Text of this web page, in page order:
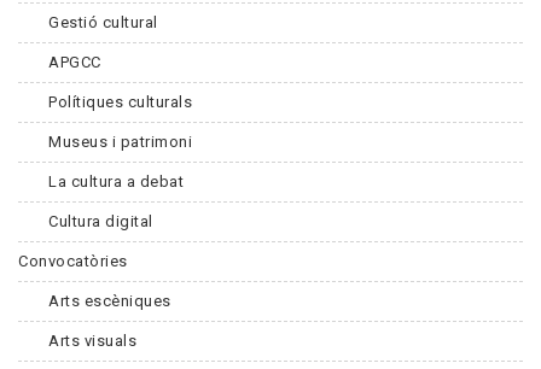
Gestió cultural
APGCC
Polítiques culturals
Museus i patrimoni
La cultura a debat
Cultura digital
Convocatòries
Arts escèniques
Arts visuals